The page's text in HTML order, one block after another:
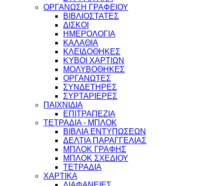
ΟΡΓΑΝΩΣΗ ΓΡΑΦΕΙΟΥ
ΒΙΒΛΙΟΣΤΑΤΕΣ
ΔΙΣΚΟΙ
ΗΜΕΡΟΛΟΓΙΑ
ΚΑΛΑΘΙΑ
ΚΛΕΙΔΟΘΗΚΕΣ
ΚΥΒΟΙ ΧΑΡΤΙΩΝ
ΜΟΛΥΒΟΘΗΚΕΣ
ΟΡΓΑΝΩΤΕΣ
ΣΥΝΔΕΤΗΡΕΣ
ΣΥΡΤΑΡΙΕΡΕΣ
ΠΑΙΧΝΙΔΙΑ
ΕΠΙΤΡΑΠΕΖΙΑ
ΤΕΤΡΑΔΙΑ - ΜΠΛΟΚ
ΒΙΒΛΙΑ ΕΝΤΥΠΩΣΕΩΝ
ΔΕΛΤΙΑ ΠΑΡΑΓΓΕΛΙΑΣ
ΜΠΛΟΚ ΓΡΑΦΗΣ
ΜΠΛΟΚ ΣΧΕΔΙΟΥ
ΤΕΤΡΑΔΙΑ
ΧΑΡΤΙΚΑ